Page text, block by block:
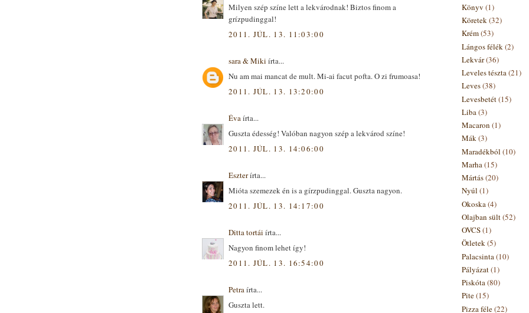
Milyen szép színe lett a lekvárodnak! Biztos finom a
grízpudinggal!
2011. JÚL. 13. 11:03:00
sara & Miki írta...
Nu am mai mancat de mult. Mi-ai facut pofta. O zi frumoasa!
2011. JÚL. 13. 13:20:00
Évaírta...
Guszta édesség! Valóban nagyon szép a lekvárod színe!
2011. JÚL. 13. 14:06:00
Eszterírta...
Mióta szemezek én is a gírzpudinggal. Guszta nagyon.
2011. JÚL. 13. 14:17:00
Ditta tortái írta...
Nagyon finom lehet így!
2011. JÚL. 13. 16:54:00
Petraírta...
Guszta lett.
Könyv (1)
Köretek(32)
Krém(53)
Lángos félék (2)
Lekvár(36)
Leveles tészta(21)
Leves(38)
Levesbetét(15)
Liba(3)
Macaron (1)
Mák(3)
Maradékból (10)
Marha(15)
Mártás(20)
Nyúl (1)
Okoska (4)
Olajban sült(52)
OVCS(1)
Ötletek(5)
Palacsinta (10)
Pályázat(1)
Piskóta(80)
Pite(15)
Pizza féle(22)